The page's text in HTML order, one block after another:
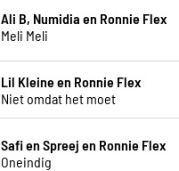
Ali B, Numidia en Ronnie Flex
Meli Meli
Lil Kleine en Ronnie Flex
Niet omdat het moet
Safi en Spreej en Ronnie Flex
Oneindig